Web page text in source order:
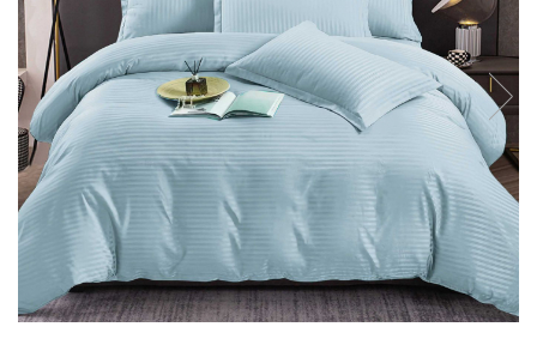
Pilote cu blăniță